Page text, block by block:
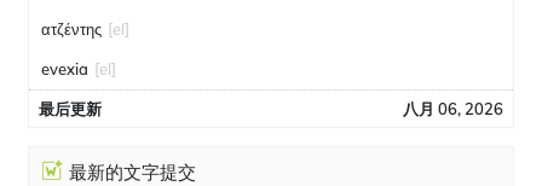
ατζέντης [el]
evexia [el]
最后更新 八月 06, 2026
最新的文字提交